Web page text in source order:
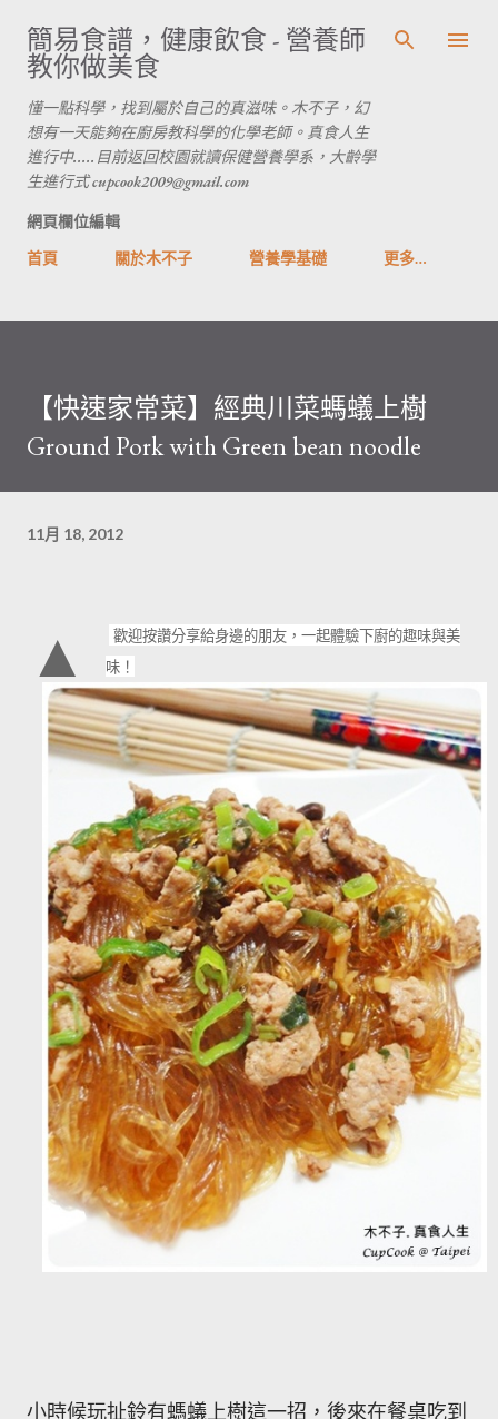
跳到主要內容
簡易食譜，健康飲食 - 營養師
教你做美食
懂一點科學，找到屬於自己的真滋味。木不子，幻
想有一天能夠在廚房教科學的化學老師。真食人生
進行中.....目前返回校園就讀保健營養學系，大齡學
生進行式 cupcook2009@gmail.com
網頁欄位編輯
首頁
關於木不子 營養學基礎 更多…
【快速家常菜】經典川菜螞蟻上樹
Ground Pork with Green bean noodle
11月 18, 2012
▲
歡迎按讚分享給身邊的朋友，一起體驗下廚的趣味與美
味！
小時候玩扯鈴有螞蟻上樹這一招，後來在餐桌吃到